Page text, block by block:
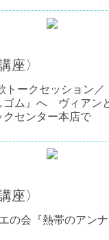
座〉
トークセッション／
ゴム』へ ヴィアン
センター本店で
座〉
の会『熱帯のアン